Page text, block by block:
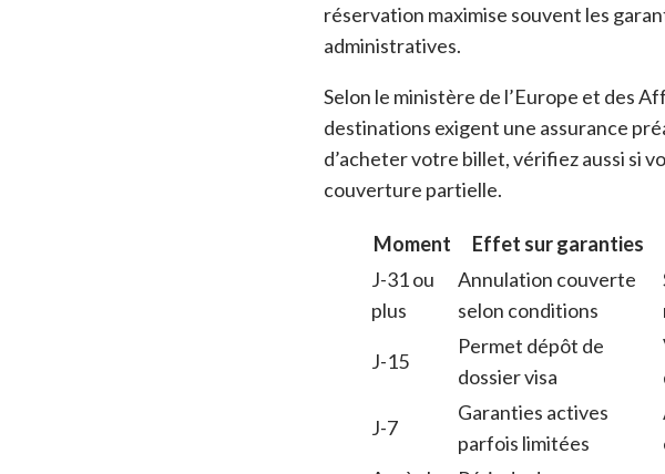
réservation maximise souvent les
administratives.
Selon le ministère de l’Europe et des
destinations exigent une assurance
d’acheter votre billet, vérifiez aussi si
couverture partielle.
Moment Effet sur garanties
J-31 ou
plus
Annulation couverte
selon conditions
J-15
Permet dépôt de
dossier visa
J-7
Garanties actives
parfois limitées